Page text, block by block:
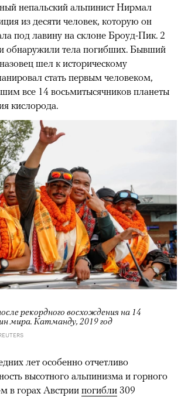
непальский альпинист Нирмал
из десяти человек, которую он
под лавину на склоне Броуд-Пик. 2
обнаружили тела погибших. Бывший
шел к историческому
стать первым человеком,
все 14 восьмитысячников планеты
кислорода.
рекордного восхождения на 14
мира. Катманду, 2019 год
лет особенно отчетливо
высотного альпинизма и горного
в горах Австрии погибли 309